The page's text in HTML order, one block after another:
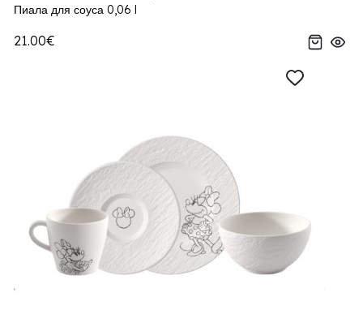
Пиала для соуса 0,06 l
21.00€